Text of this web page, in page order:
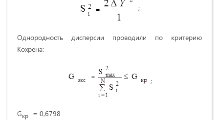
;
Однородность дисперсии проводили по критерию
Кохрена:
;
Gкр = 0,6798